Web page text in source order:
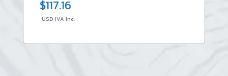
$117.16
USD IVA inc.